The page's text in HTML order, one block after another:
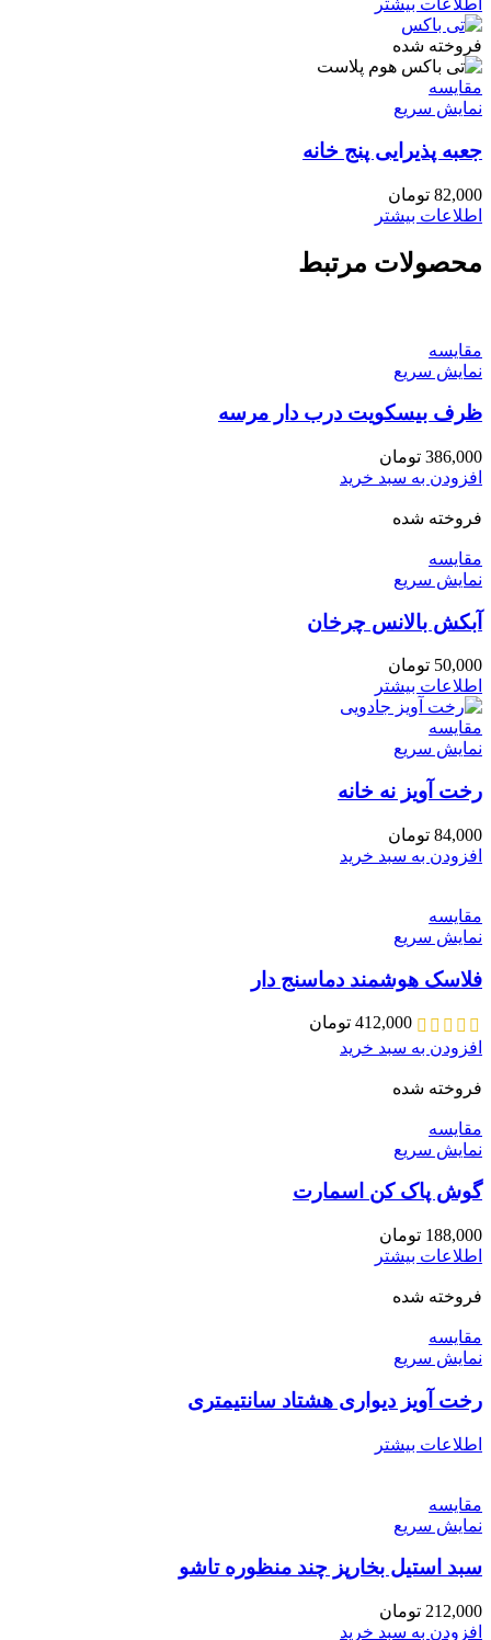
اطلاعات بیشتر
فروخته شده
مقايسه
نمایش سریع
جعبه پذیرایی پنج خانه
82,000 تومان
اطلاعات بیشتر
محصولات مرتبط
مقايسه
نمایش سریع
ظرف بیسکویت درب دار مرسه
386,000 تومان
افزودن به سبد خرید
فروخته شده
مقايسه
نمایش سریع
آبکش بالانس چرخان
50,000 تومان
اطلاعات بیشتر
مقايسه
نمایش سریع
رخت آویز نه خانه
84,000 تومان
افزودن به سبد خرید
مقايسه
نمایش سریع
فلاسک هوشمند دماسنج دار
412,000 تومان
افزودن به سبد خرید
فروخته شده
مقايسه
نمایش سریع
گوش پاک کن اسمارت
188,000 تومان
اطلاعات بیشتر
فروخته شده
مقايسه
نمایش سریع
رخت آویز دیواری هشتاد سانتیمتری
اطلاعات بیشتر
مقايسه
نمایش سریع
سبد استیل بخارپز چند منظوره تاشو
212,000 تومان
افزودن به سبد خرید